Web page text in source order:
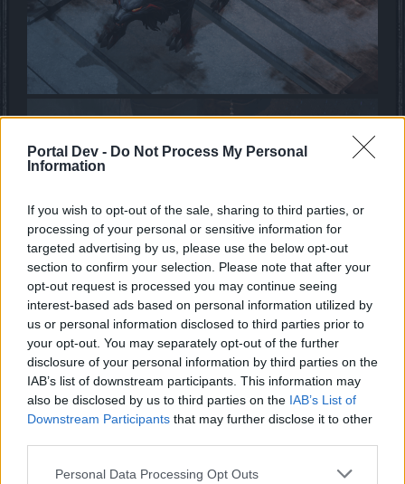
Portal Dev - Do Not Process My Personal
Information
If you wish to opt-out of the sale, sharing to third parties, or
processing of your personal or sensitive information for
targeted advertising by us, please use the below opt-out
section to confirm your selection. Please note that after your
opt-out request is processed you may continue seeing
interest-based ads based on personal information utilized by
us or personal information disclosed to third parties prior to
your opt-out. You may separately opt-out of the further
disclosure of your personal information by third parties on the
IAB’s list of downstream participants. This information may
also be disclosed by us to third parties on the IAB’s List of
Downstream Participants that may further disclose it to other
Personal Data Processing Opt Outs
Ортракс (ездовое животное)
Вступайте в битву с Ортраксом, вечными братьями-
волками, связанными тенью.